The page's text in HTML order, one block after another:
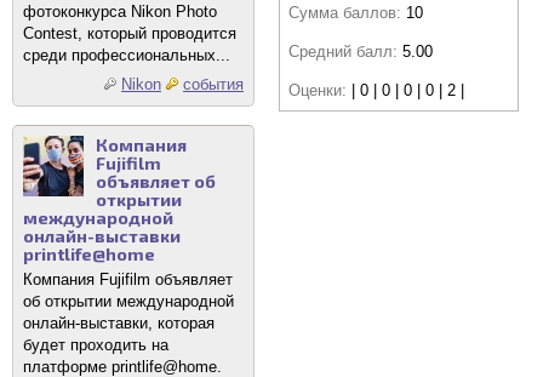
фотоконкурса Nikon Photo
Contest, который проводится
среди профессиональных...
Nikon
события
Компания
Fujifilm
объявляет об
открытии
международной
онлайн-выставки
printlife@home
Компания Fujifilm объявляет
об открытии международной
онлайн-выставки, которая
будет проходить на
платформе printlife@home.
Сумма баллов: 10
Средний балл: 5.00
Оценки: | 0 | 0 | 0 | 0 | 2 |